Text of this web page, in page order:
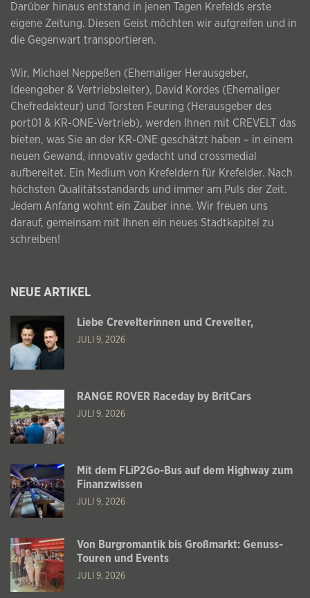
Darüber hinaus entstand in jenen Tagen Krefelds erste
eigene Zeitung. Diesen Geist möchten wir aufgreifen und in
die Gegenwart transportieren.
Wir, Michael Neppeßen (Ehemaliger Herausgeber,
Ideengeber & Vertriebsleiter), David Kordes (Ehemaliger
Chefredakteur) und Torsten Feuring (Herausgeber des
port01 & KR-ONE-Vertrieb), werden Ihnen mit CREVELT das
bieten, was Sie an der KR-ONE geschätzt haben – in einem
neuen Gewand, innovativ gedacht und crossmedial
aufbereitet. Ein Medium von Krefeldern für Krefelder. Nach
höchsten Qualitätsstandards und immer am Puls der Zeit.
Jedem Anfang wohnt ein Zauber inne. Wir freuen uns
darauf, gemeinsam mit Ihnen ein neues Stadtkapitel zu
schreiben!
NEUE ARTIKEL
Liebe Crevelterinnen und Crevelter,
JULI 9, 2026
RANGE ROVER Raceday by BritCars
JULI 9, 2026
Mit dem FLiP2Go-Bus auf dem Highway zum
Finanzwissen
JULI 9, 2026
Von Burgromantik bis Großmarkt: Genuss-
Touren und Events
JULI 9, 2026